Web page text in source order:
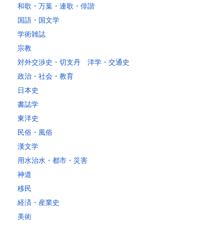
和歌・万葉・連歌・俳諧
国語・国文学
学術雑誌
宗教
対外交渉史・切支丹 洋学・交通史
政治・社会・教育
日本史
書誌学
東洋史
民俗・風俗
漢文学
用水治水・都市・災害
神道
移民
経済・産業史
美術